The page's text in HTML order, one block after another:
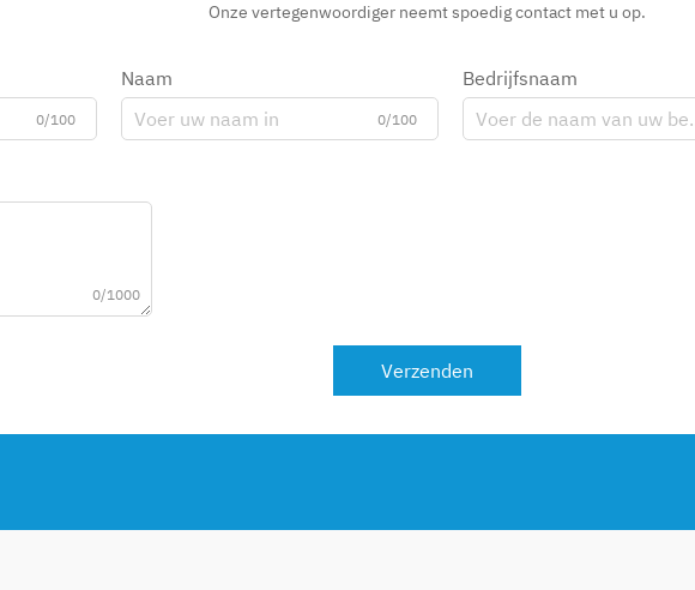
Onze vertegenwoordiger neemt spoedig contact met u op.
0/100
Naam
0/100
Bedrijfsnaam
0/1000
Verzenden